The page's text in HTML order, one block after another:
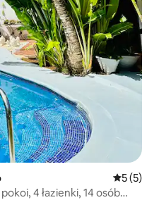
Średnia
5 (5)
4 łazienki, 14 osób